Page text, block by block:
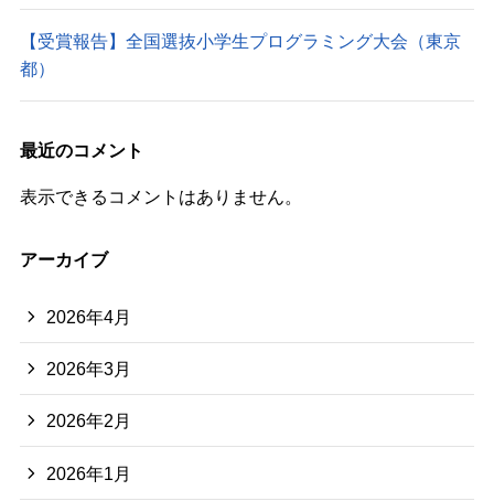
【受賞報告】全国選抜小学生プログラミング大会（東京
都）
最近のコメント
表示できるコメントはありません。
アーカイブ
2026年4月
2026年3月
2026年2月
2026年1月